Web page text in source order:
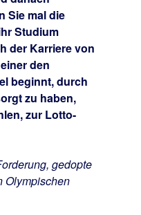
Sie mal die
Studium
der Karriere von
den
beginnt, durch
zu haben,
zur Lotto-
gedopte
Olympischen